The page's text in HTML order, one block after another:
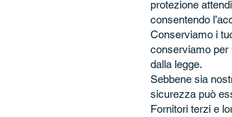
protezione
consentendo
Conserviamo i
conserviamo per
dalla legge.
Sebbene sia
sicurezza può
Fornitori terzi e